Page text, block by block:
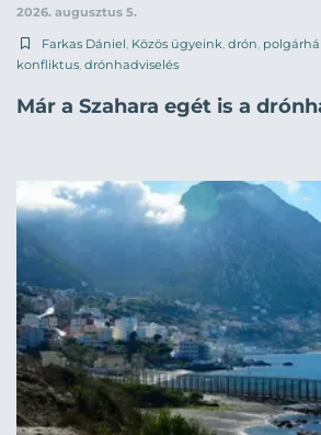
2026. augusztus 5.
Farkas Dániel Közös ügyeink drón
konfliktus drónhadviselés
Már a Szahara egét is a